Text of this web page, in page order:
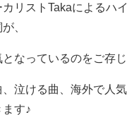
リスト Takaによるハ
、
なっているのをご存
泣ける曲、海外で人
ます ♪